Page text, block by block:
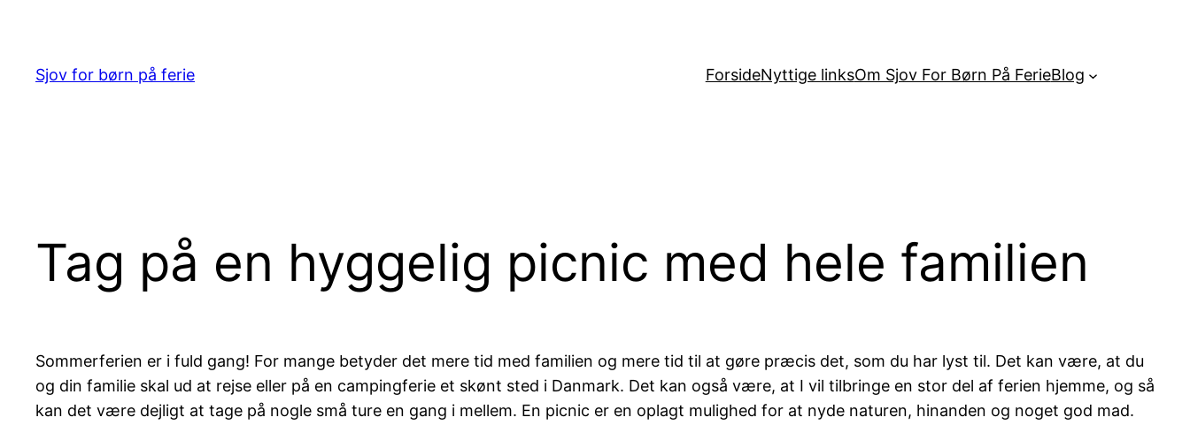
indhold
Sjov for børn på ferie ForsideNyttige linksOm Sjov For Børn På FerieBlog
Tag på en hyggelig picnic med hele familien
Sommerferien er i fuld gang! For mange betyder det mere tid med familien og mere tid til at gøre præcis det, som du har lyst til. Det kan være, at du
og din familie skal ud at rejse eller på en campingferie et skønt sted i Danmark. Det kan også være, at I vil tilbringe en stor del af ferien hjemme, og så
kan det være dejligt at tage på nogle små ture en gang i mellem. En picnic er en oplagt mulighed for at nyde naturen, hinanden og noget god mad.